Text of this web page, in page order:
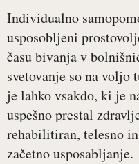
Individualno
usposobljeni
času bivanja v
svetovanje so na voljo
je lahko vsakdo, ki je
uspešno prestal
rehabilitiran, telesno
začetno usposabljanje.